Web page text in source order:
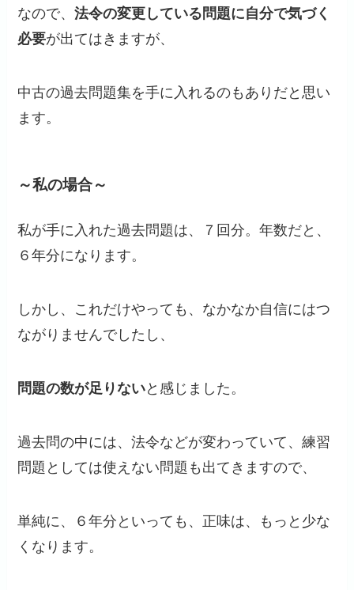
なので、法令の変更している問題に自分で気づく
必要が出てはきますが、
中古の過去問題集を手に入れるのもありだと思い
ます。
～私の場合～
私が手に入れた過去問題は、７回分。年数だと、
６年分になります。
しかし、これだけやっても、なかなか自信にはつ
ながりませんでしたし、
問題の数が足りないと感じました。
過去問の中には、法令などが変わっていて、練習
問題としては使えない問題も出てきますので、
単純に、６年分といっても、正味は、もっと少な
くなります。